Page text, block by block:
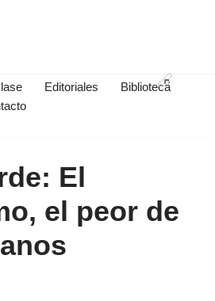
Editoriales
Biblioteca
El
el peor de